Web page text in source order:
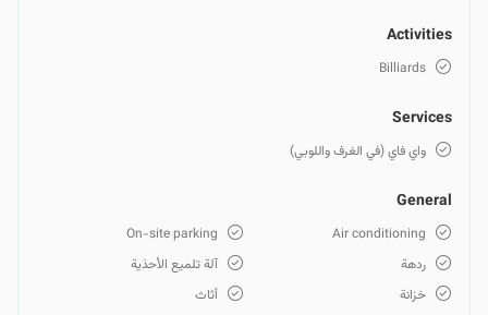
Activities
Billiards
Services
واي فاي (في الغرف واللوبي)
General
Air conditioning
On-site parking
ردهة
آلة تلميع الأحذية
خزانة
أثاث